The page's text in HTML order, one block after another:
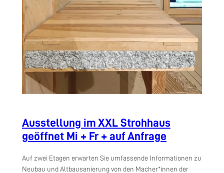
Ausstellung im XXL Strohhaus
geöffnet Mi + Fr + auf Anfrage
Auf zwei Etagen erwarten Sie umfassende Informationen zu
Neubau und Altbausanierung von den Macher*innen der